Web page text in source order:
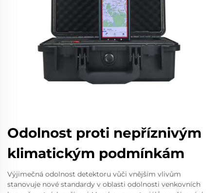
Odolnost proti nepříznivým
klimatickým podmínkám
Výjimečná odolnost detektoru vůči vnějším vlivům
stanovuje nové standardy v oblasti odolnosti venkovních